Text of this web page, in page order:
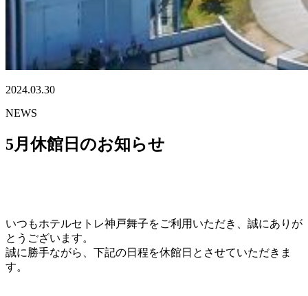
2024.03.30
NEWS
5月休館日のお知らせ
いつもホテルセトレ神戸舞子をご利用いただき、誠にありが
とうございます。
誠に勝手ながら、下記の日程を休館日とさせていただきま
す。